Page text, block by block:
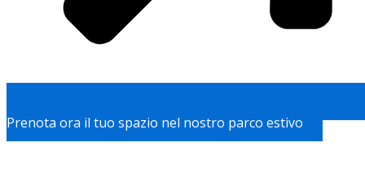
Prenota ora il tuo spazio nel nostro parco estivo